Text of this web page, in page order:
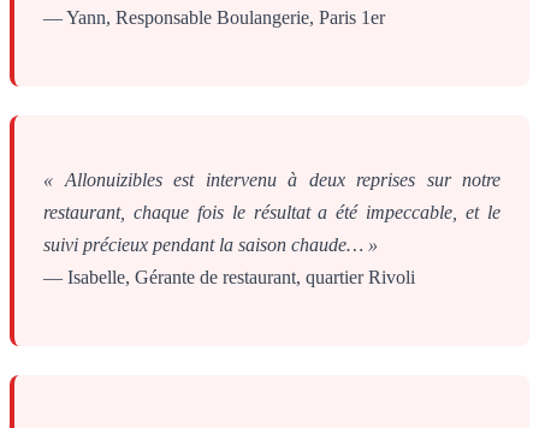
— Yann, Responsable Boulangerie, Paris 1er
« Allonuizibles est intervenu à deux reprises sur notre
restaurant, chaque fois le résultat a été impeccable, et le
suivi précieux pendant la saison chaude… »
— Isabelle, Gérante de restaurant, quartier Rivoli